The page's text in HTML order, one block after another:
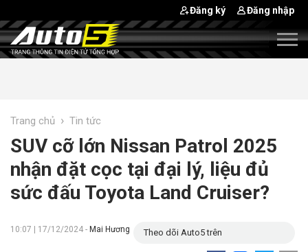
Đăng ký Đăng nhập
Trang chủ › Tin tức
SUV cỡ lớn Nissan Patrol 2025
nhận đặt cọc tại đại lý, liệu đủ
sức đấu Toyota Land Cruiser?
10:07 | 17/12/2024 - Mai Hương Theo dõi Auto5 trên